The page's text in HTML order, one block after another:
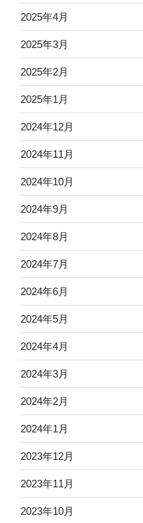
2025年4月
2025年3月
2025年2月
2025年1月
2024年12月
2024年11月
2024年10月
2024年9月
2024年8月
2024年7月
2024年6月
2024年5月
2024年4月
2024年3月
2024年2月
2024年1月
2023年12月
2023年11月
2023年10月